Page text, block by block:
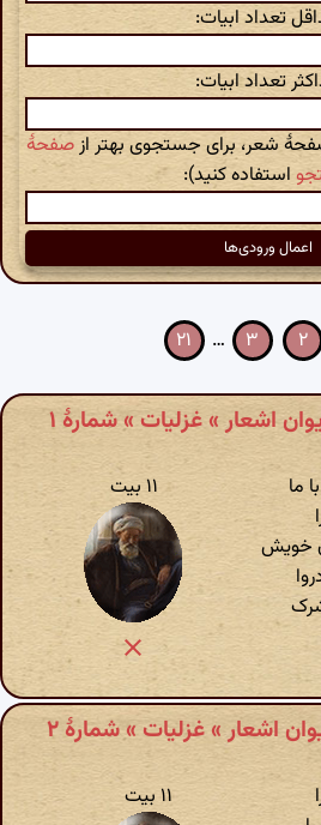
تعداد ابیات:
تعداد ابیات:
شعر، برای جستجوی بهتر ازصفحهٔ
استفاده کنید):
۲ ۳ … ۲۱
اشعار » غزلیات » شمارهٔ ۱
ما
خویش
۱۱ بیت
اشعار » غزلیات » شمارهٔ ۲
۱۱ بیت